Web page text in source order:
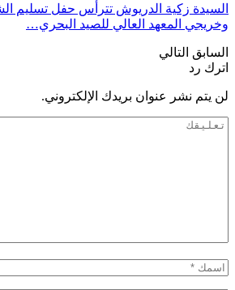
السيدة زكية الدريوش تترأس حفل تسليم
وخريجي المعهد العالي للصيد البحري…
السابق التالي
اترك رد
لن يتم نشر عنوان بريدك الإلكتروني.